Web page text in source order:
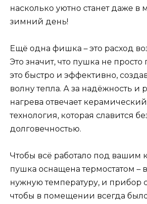
насколько уютно станет даже в
зимний день!
Ещё одна фишка – это расход
Это значит, что пушка не просто
это быстро и эффективно,
волну тепла. А за надёжность и
нагрева отвечает
технология, которая славится
долговечностью.
Чтобы всё работало под вашим
пушка оснащена термостатом –
нужную температуру, и прибор
чтобы в помещении всегда